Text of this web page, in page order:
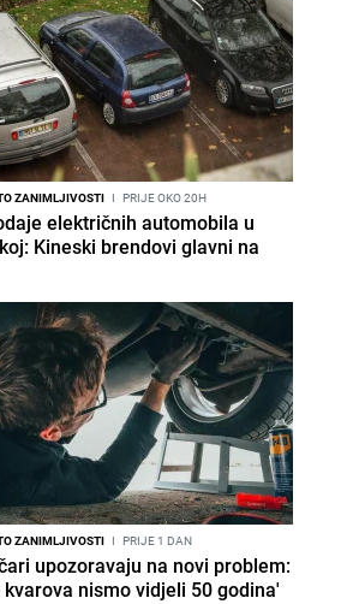
ZANIMLJIVOSTI I PRIJE OKO 20H
električnih automobila u
Kineski brendovi glavni na
ZANIMLJIVOSTI I PRIJE 1 DAN
upozoravaju na novi problem:
kvarova nismo vidjeli 50 godina'